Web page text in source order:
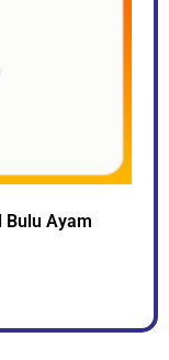
Bulu Ayam